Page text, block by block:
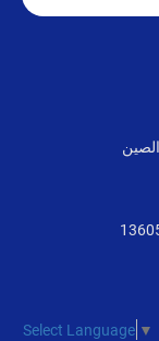
Select Language ▼